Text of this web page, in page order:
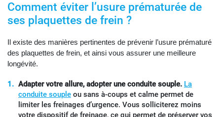
Comment éviter l’usure prématurée de
ses plaquettes de frein ?
Il existe des manières pertinentes de prévenir l’usure prématuré
des plaquettes de frein, et ainsi vous assurer une meilleure
longévité.
Adapter votre allure, adopter une conduite souple. La
conduite souple ou sans à-coups et calme permet de
limiter les freinages d’urgence. Vous solliciterez moins
votre dispositif de freinage, ce qui permet de préserver vos